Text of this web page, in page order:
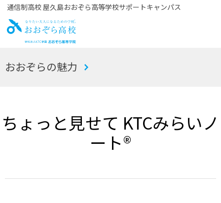
通信制高校 屋久島おおぞら高等学校サポートキャンパス
お
おおぞらの魅力
ちょっと見せて KTCみらいノ
ート®